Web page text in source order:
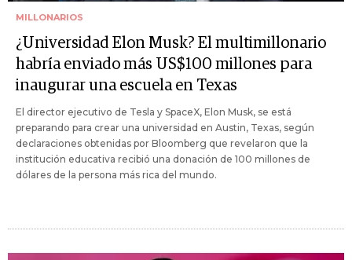
MILLONARIOS
¿Universidad Elon Musk? El multimillonario
habría enviado más US$100 millones para
inaugurar una escuela en Texas
El director ejecutivo de Tesla y SpaceX, Elon Musk, se está
preparando para crear una universidad en Austin, Texas, según
declaraciones obtenidas por Bloomberg que revelaron que la
institución educativa recibió una donación de 100 millones de
dólares de la persona más rica del mundo.